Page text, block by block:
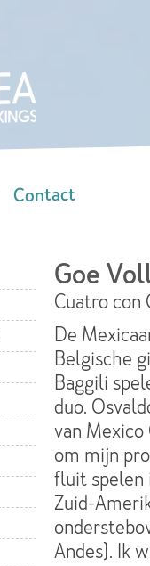
Contact
Goe
Cuatro con
De
Belgische
Baggili
duo.
van Mexico
om mijn
fluit spelen
Zuid-
Andes). Ik